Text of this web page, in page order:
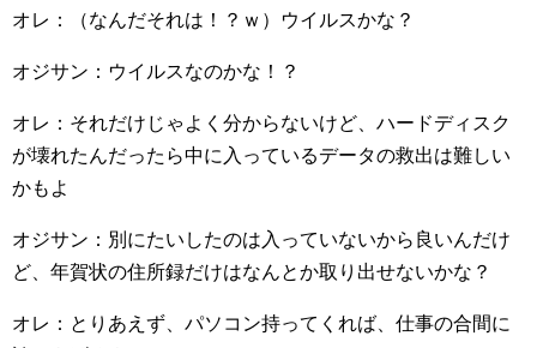
オレ：（なんだそれは！？ｗ）ウイルスかな？
オジサン：ウイルスなのかな！？
オレ：それだけじゃよく分からないけど、ハードディスク
が壊れたんだったら中に入っているデータの救出は難しい
かもよ
オジサン：別にたいしたのは入っていないから良いんだけ
ど、年賀状の住所録だけはなんとか取り出せないかな？
オレ：とりあえず、パソコン持ってくれば、仕事の合間に